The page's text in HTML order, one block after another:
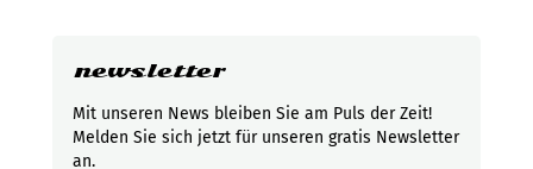
newsletter
Mit unseren News bleiben Sie am Puls der Zeit!
Melden Sie sich jetzt für unseren gratis Newsletter
an.